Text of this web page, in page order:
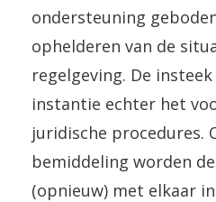
ondersteuning
ophelderen van de
regelgeving. De
instantie echter het
juridische procedures.
bemiddeling worden
(opnieuw) met elkaar